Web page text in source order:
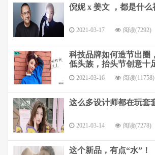
倪妮 x 姜文 ，都是什么
2021-03-17 阅读(7292)
科技品牌如何造节出圈
低头族，抬头节创意十
2021-03-16 阅读(11758)
这么多设计师都在玩套
2021-03-14 阅读(7278)
这个新品，有点“水”！